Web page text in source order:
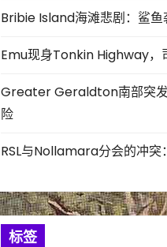
Bribie Island海滩悲剧：鲨鱼
Emu现身Tonkin Highway，
Greater Geraldton南部突
险
RSL与Nollamara分会的冲突
标签